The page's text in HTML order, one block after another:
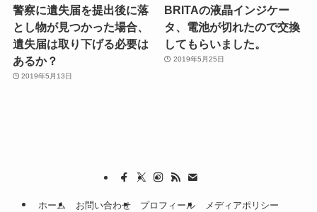
警察に遺失届を提出後に落
とし物が見つかった場合、
遺失届は取り下げる必要は
あるか？
2019年5月13日
BRITAの液晶インジケー
タ、電池が切れたので交換
してもらいました。
2019年5月25日
ホーム お問い合わせ プロフィール メディアポリシー